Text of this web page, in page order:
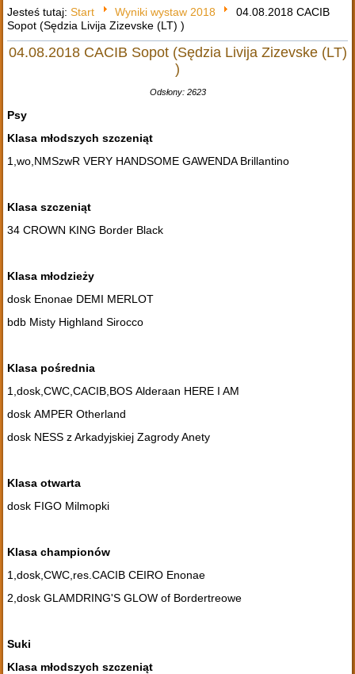
Jesteś tutaj:Start Wyniki wystaw 2018
04.08.2018 CACIB
Sopot (Sędzia Livija Zizevske (LT) )
04.08.2018 CACIB Sopot (Sędzia Livija Zizevske (LT)
)
Odsłony: 2623
Psy
Klasa młodszych szczeniąt
1,wo,NMSzwR VERY HANDSOME GAWENDA Brillantino
Klasa szczeniąt
34 CROWN KING Border Black
Klasa młodzieży
dosk Enonae DEMI MERLOT
bdb Misty Highland Sirocco
Klasa pośrednia
1,dosk,CWC,CACIB,BOS Alderaan HERE I AM
dosk AMPER Otherland
dosk NESS z Arkadyjskiej Zagrody Anety
Klasa otwarta
dosk FIGO Milmopki
Klasa championów
1,dosk,CWC,res.CACIB CEIRO Enonae
2,dosk GLAMDRING'S GLOW of Bordertreowe
Suki
Klasa młodszych szczeniąt